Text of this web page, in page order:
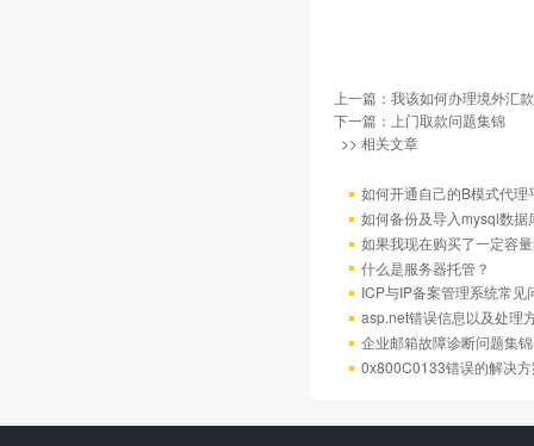
上一篇： 我该如何办理境外汇
下一篇： 上门取款问题集锦
>> 相关文章
如何开通自己的B模式代理
如何备份及导入mysql数据
如果我现在购买了一定容
什么是服务器托管？
ICP与IP备案管理系统常见
asp.net错误信息以及处理
企业邮箱故障诊断问题集锦
0x800C0133错误的解决